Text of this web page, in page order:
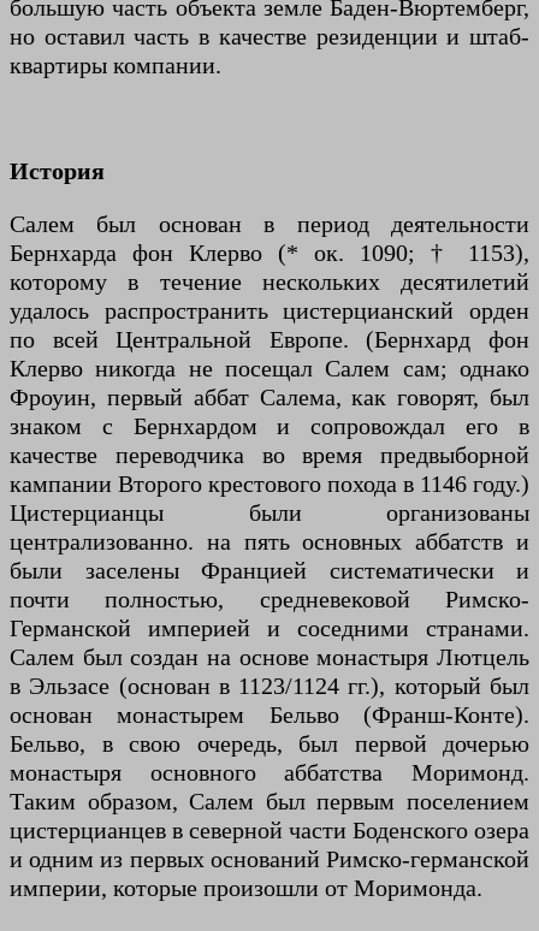
большую часть объекта земле Баден-Вюртемберг,
но оставил часть в качестве резиденции и штаб-
квартиры компании.
История
Салем был основан в период деятельности
Бернхарда фон Клерво (* ок. 1090; † 1153),
которому в течение нескольких десятилетий
удалось распространить цистерцианский орден
по всей Центральной Европе. (Бернхард фон
Клерво никогда не посещал Салем сам; однако
Фроуин, первый аббат Салема, как говорят, был
знаком с Бернхардом и сопровождал его в
качестве переводчика во время предвыборной
кампании Второго крестового похода в 1146 году.)
Цистерцианцы были организованы
централизованно. на пять основных аббатств и
были заселены Францией систематически и
почти полностью, средневековой Римско-
Германской империей и соседними странами.
Салем был создан на основе монастыря Лютцель
в Эльзасе (основан в 1123/1124 гг.), который был
основан монастырем Бельво (Франш-Конте).
Бельво, в свою очередь, был первой дочерью
монастыря основного аббатства Моримонд.
Таким образом, Салем был первым поселением
цистерцианцев в северной части Боденского озера
и одним из первых оснований Римско-германской
империи, которые произошли от Моримонда.